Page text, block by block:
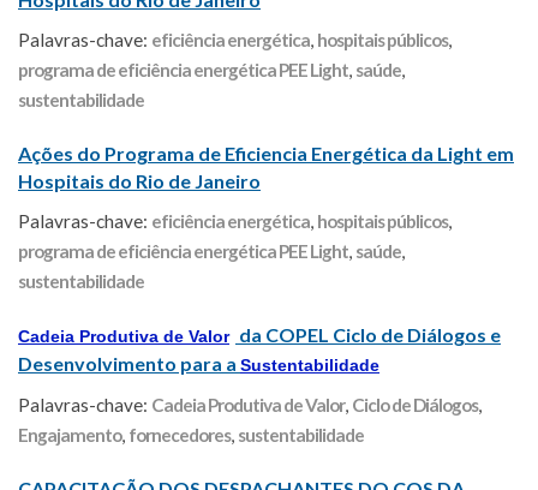
Palavras-chave: eficiência energética, hospitais públicos,
programa de eficiência energética PEE Light, saúde,
sustentabilidade
Ações do Programa de Eficiencia Energética da Light em
Hospitais do Rio de Janeiro
Palavras-chave: eficiência energética, hospitais públicos,
programa de eficiência energética PEE Light, saúde,
sustentabilidade
Cadeia Produtiva de Valor da COPEL Ciclo de Diálogos e
Desenvolvimento para a Sustentabilidade
Palavras-chave: Cadeia Produtiva de Valor, Ciclo de Diálogos,
Engajamento, fornecedores, sustentabilidade